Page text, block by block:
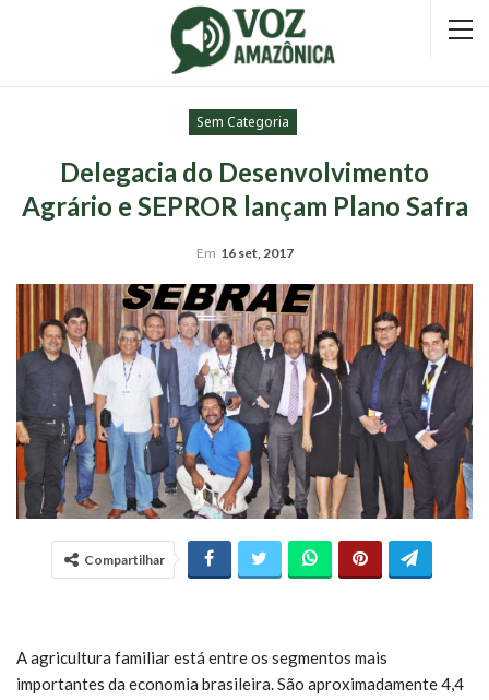
Sem Categoria
Delegacia do Desenvolvimento
Agrário e SEPROR lançam Plano Safra
Em 16 set, 2017
Compartilhar
A agricultura familiar está entre os segmentos mais
importantes da economia brasileira. São aproximadamente 4,4